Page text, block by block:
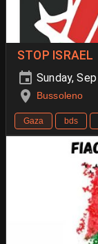
STOP ISRAEL
Sunday,
Bussoleno
Gaza bds